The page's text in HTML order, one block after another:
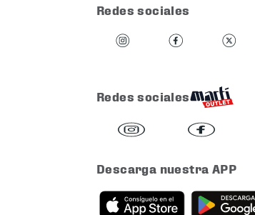
Redes sociales
Redes sociales
Descarga nuestra APP